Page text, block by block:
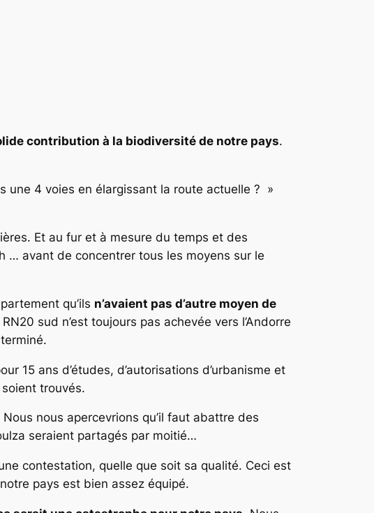
contribution à la biodiversité de notre pays.
une 4 voies en élargissant la route actuelle ? »
Et au fur et à mesure du temps et des
… avant de concentrer tous les moyens sur le
qu’ils n’avaient pas d’autre moyen de
sud n’est toujours pas achevée vers l’Andorre
15 ans d’études, d’autorisations d’urbanisme et
trouvés.
Nous nous apercevrions qu’il faut abattre des
seraient partagés par moitié…
contestation, quelle que soit sa qualité. Ceci est
pays est bien assez équipé.